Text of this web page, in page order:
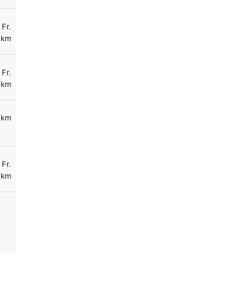
Fr.
km
Fr.
km
km
Fr.
km